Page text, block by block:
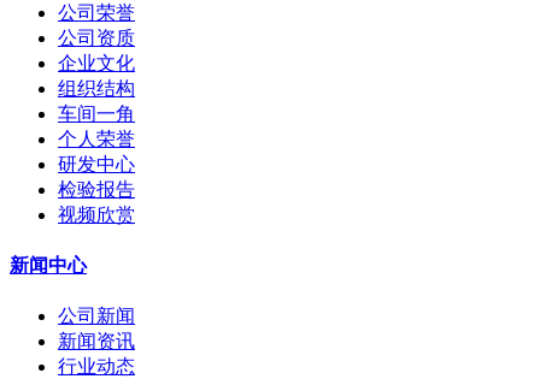
公司荣誉
公司资质
企业文化
组织结构
车间一角
个人荣誉
研发中心
检验报告
视频欣赏
新闻中心
公司新闻
新闻资讯
行业动态